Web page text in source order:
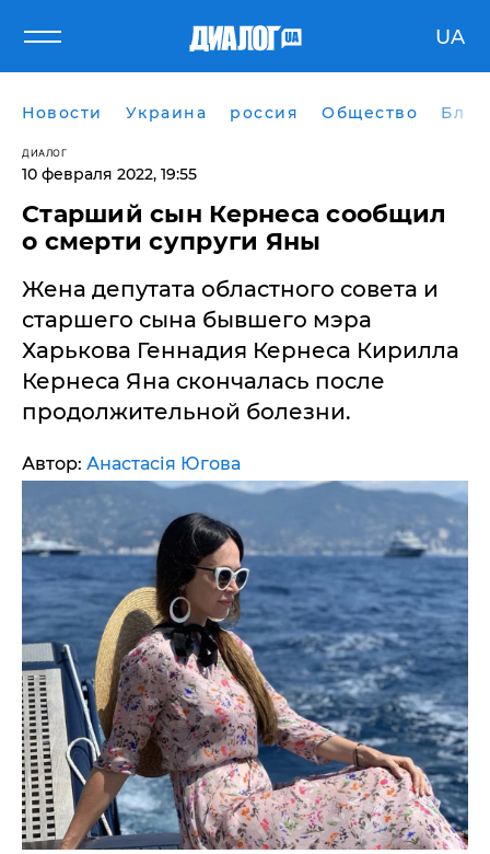
UA
Новости Украина россия Общество
ДИАЛОГ
10 февраля 2022, 19:55
Старший сын Кернеса сообщил
о смерти супруги Яны
Жена депутата областного совета и
старшего сына бывшего мэра
Харькова Геннадия Кернеса Кирилла
Кернеса Яна скончалась после
продолжительной болезни.
Автор: Анастасія Югова